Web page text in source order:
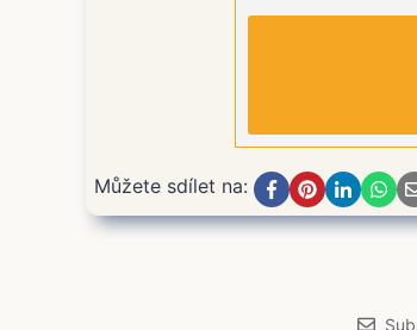
Můžete sdílet na: